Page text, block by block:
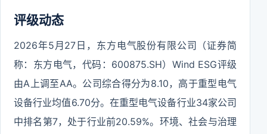
评级动态
2026年5月27日，东方电气股份有限公司（证券简
称：东方电气，代码：600875.SH）Wind ESG评级
由A上调至AA。公司综合得分为8.10，高于重型电气
设备行业均值6.70分。在重型电气设备行业34家公司
中排名第7，处于行业前20.59%。环境、社会与治理